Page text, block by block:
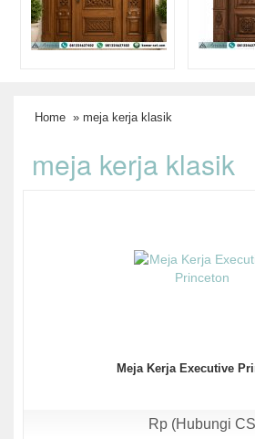
Home » meja kerja klasik
meja kerja klasik
Meja Kerja Executive
Rp (Hubungi